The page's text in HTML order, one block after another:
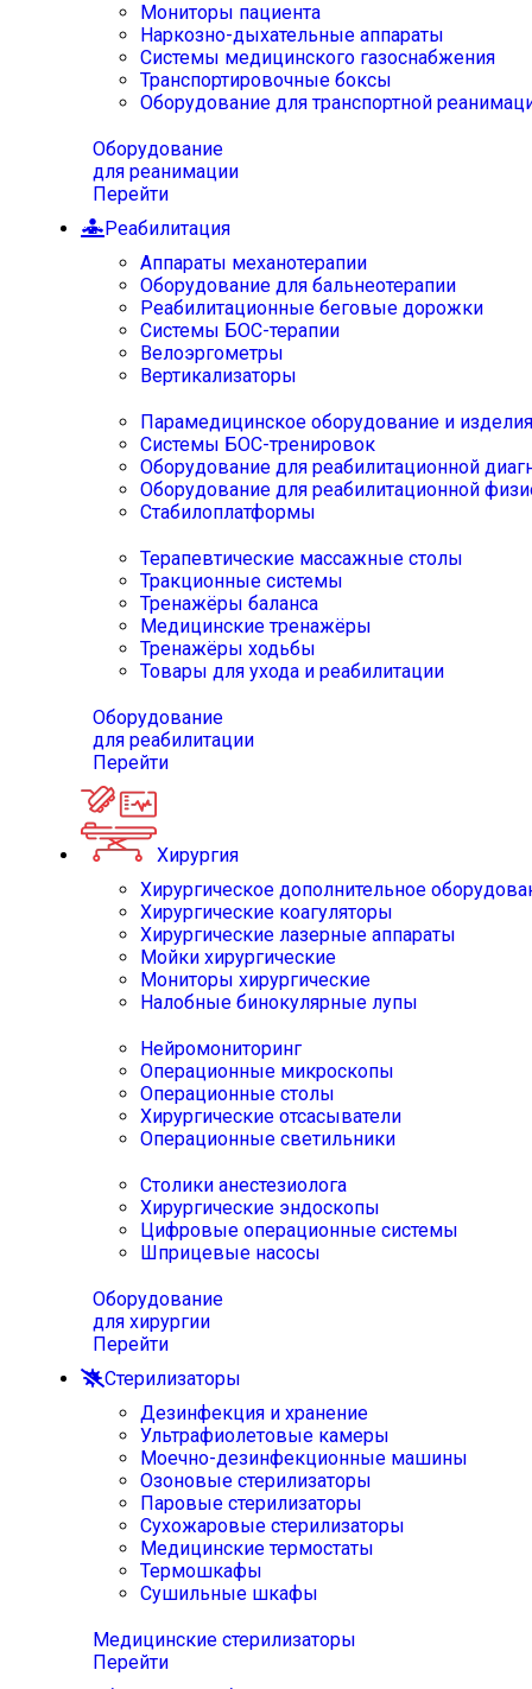
Мониторы пациента
Наркозно-дыхательные аппараты
Системы медицинского газоснабжения
Транспортировочные боксы
Оборудование для транспортной
Оборудование
для реанимации
Перейти
Реабилитация
Аппараты механотерапии
Оборудование для бальнеотерапии
Реабилитационные беговые дорожки
Системы БОС-терапии
Велоэргометры
Вертикализаторы
Парамедицинское оборудование и изделия
Системы БОС-тренировок
Оборудование для реабилитационной
Оборудование для реабилитационной
Стабилоплатформы
Терапевтические массажные столы
Тракционные системы
Тренажёры баланса
Медицинские тренажёры
Тренажёры ходьбы
Товары для ухода и реабилитации
Оборудование
для реабилитации
Перейти
Хирургия
Хирургическое дополнительное
Хирургические коагуляторы
Хирургические лазерные аппараты
Мойки хирургические
Мониторы хирургические
Налобные бинокулярные лупы
Нейромониторинг
Операционные микроскопы
Операционные столы
Хирургические отсасыватели
Операционные светильники
Столики анестезиолога
Хирургические эндоскопы
Цифровые операционные системы
Шприцевые насосы
Оборудование
для хирургии
Перейти
Стерилизаторы
Дезинфекция и хранение
Ультрафиолетовые камеры
Моечно-дезинфекционные машины
Озоновые стерилизаторы
Паровые стерилизаторы
Сухожаровые стерилизаторы
Медицинские термостаты
Термошкафы
Сушильные шкафы
Медицинские стерилизаторы
Перейти